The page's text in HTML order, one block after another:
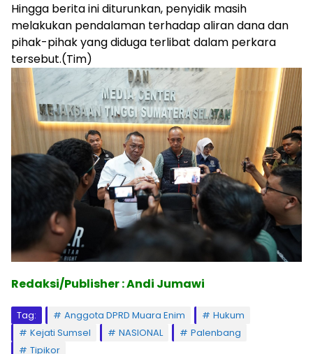
Hingga berita ini diturunkan, penyidik masih
melakukan pendalaman terhadap aliran dana dan
pihak-pihak yang diduga terlibat dalam perkara
tersebut.(Tim)
Redaksi/Publisher : Andi Jumawi
Tag: Anggota DPRD Muara Enim
Hukum
Kejati Sumsel
NASIONAL
Palenbang
Tipikor